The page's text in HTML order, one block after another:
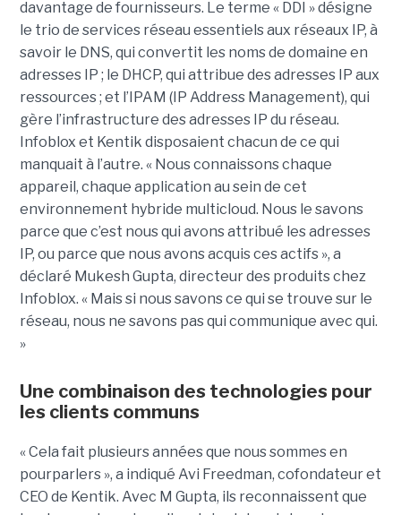
davantage de fournisseurs. Le terme « DDI » désigne
le trio de services réseau essentiels aux réseaux IP, à
savoir le DNS, qui convertit les noms de domaine en
adresses IP ; le DHCP, qui attribue des adresses IP aux
ressources ; et l’IPAM (IP Address Management), qui
gère l’infrastructure des adresses IP du réseau.
Infoblox et Kentik disposaient chacun de ce qui
manquait à l’autre. « Nous connaissons chaque
appareil, chaque application au sein de cet
environnement hybride multicloud. Nous le savons
parce que c’est nous qui avons attribué les adresses
IP, ou parce que nous avons acquis ces actifs », a
déclaré Mukesh Gupta, directeur des produits chez
Infoblox. « Mais si nous savons ce qui se trouve sur le
réseau, nous ne savons pas qui communique avec qui.
»
Une combinaison des technologies pour
les clients communs
« Cela fait plusieurs années que nous sommes en
pourparlers », a indiqué Avi Freedman, cofondateur et
CEO de Kentik. Avec M Gupta, ils reconnaissent que